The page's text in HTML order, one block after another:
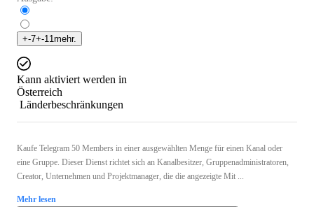
+-7+-11 mehr.
Kann aktiviert werden in
Österreich
Länderbeschränkungen
Kaufe Telegram 50 Members in einer ausgewählten Menge für einen Kanal oder
eine Gruppe. Dieser Dienst richtet sich an Kanalbesitzer, Gruppenadministratoren,
Creator, Unternehmen und Projektmanager, die die angezeigte Mit ...
Mehr lesen